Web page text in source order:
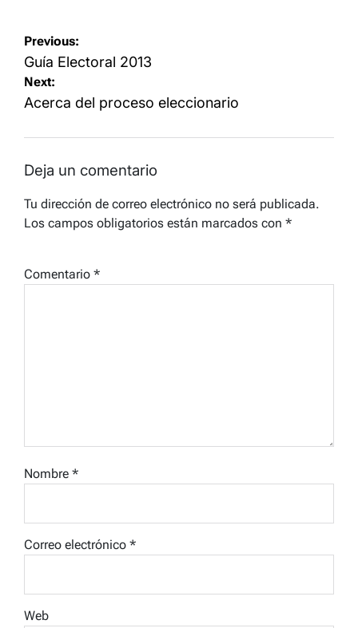
Navegación
de
entradas
Previous:
Guía Electoral 2013
Next:
Acerca del proceso eleccionario
Deja un comentario
Tu dirección de correo electrónico no será publicada.
Los campos obligatorios están marcados con *
Comentario *
Nombre *
Correo electrónico *
Web